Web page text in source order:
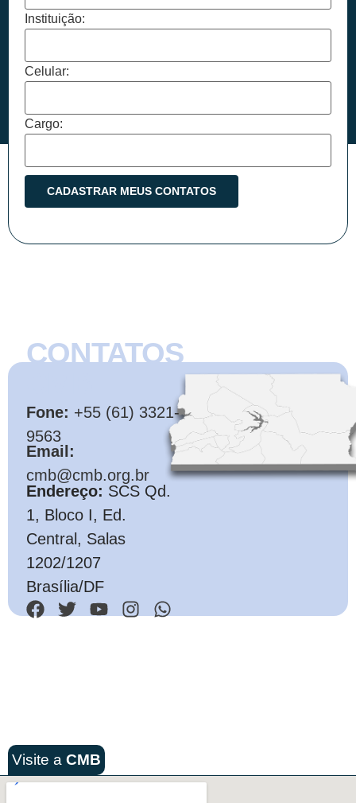
Instituição:
Celular:
Cargo:
CONTATOS
Fone: +55 (61) 3321-
9563
Email:
cmb@cmb.org.br
Endereço: SCS Qd.
1, Bloco I, Ed.
Central, Salas
1202/1207
Brasília/DF
Visite a CMB